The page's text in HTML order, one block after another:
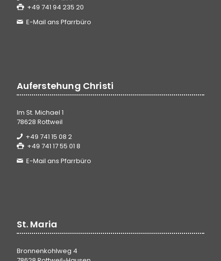
+49 741 94 235 20
E-Mail ans Pfarrbüro
Auferstehung Christi
Im St. Michael 1
78628 Rottweil
+49 741 15 08 2
+49 741 17 55 01 8
E-Mail ans Pfarrbüro
St. Maria
Bronnenkohlweg 4